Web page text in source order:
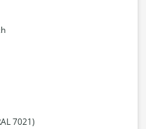
7021)